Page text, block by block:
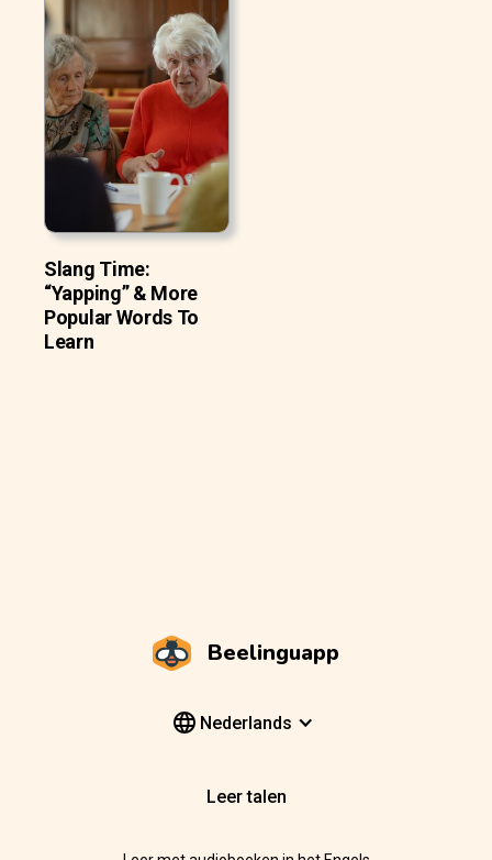
Slang Time:
“Yapping” & More
Popular Words To
Learn
Beelinguapp
Nederlands
Leer talen